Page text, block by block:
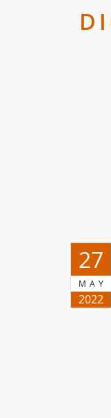
27
MAY
2022